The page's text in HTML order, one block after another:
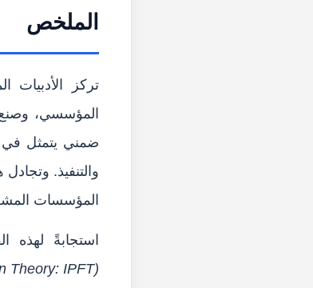
الملخص
تركز الأدبيات
المؤسسي، وصنع
ضمني يتمثل في
والتنفيذ.
المؤسسات
استجابةً لهذه
Theory: IPFT)